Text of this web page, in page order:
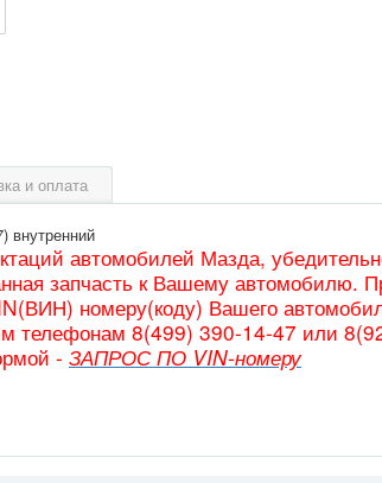
и оплата
внутренний
автомобилей Мазда,
запчасть к Вашему автомобилю.
номеру(коду) Вашего
телефонам 8(499) 390-14-47 или
- ЗАПРОС ПО VIN-номеру